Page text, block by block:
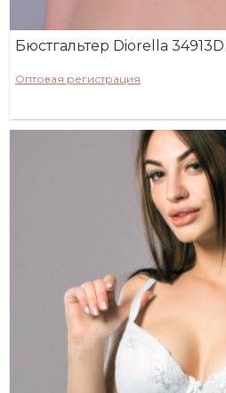
Бюстгальтер Diorella 34913D
Оптовая регистрация